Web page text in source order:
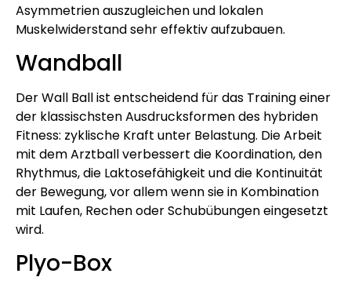
Asymmetrien auszugleichen und lokalen
Muskelwiderstand sehr effektiv aufzubauen.
Wandball
Der Wall Ball ist entscheidend für das Training einer
der klassischsten Ausdrucksformen des hybriden
Fitness: zyklische Kraft unter Belastung. Die Arbeit
mit dem Arztball verbessert die Koordination, den
Rhythmus, die Laktosefähigkeit und die Kontinuität
der Bewegung, vor allem wenn sie in Kombination
mit Laufen, Rechen oder Schubübungen eingesetzt
wird.
Plyo-Box